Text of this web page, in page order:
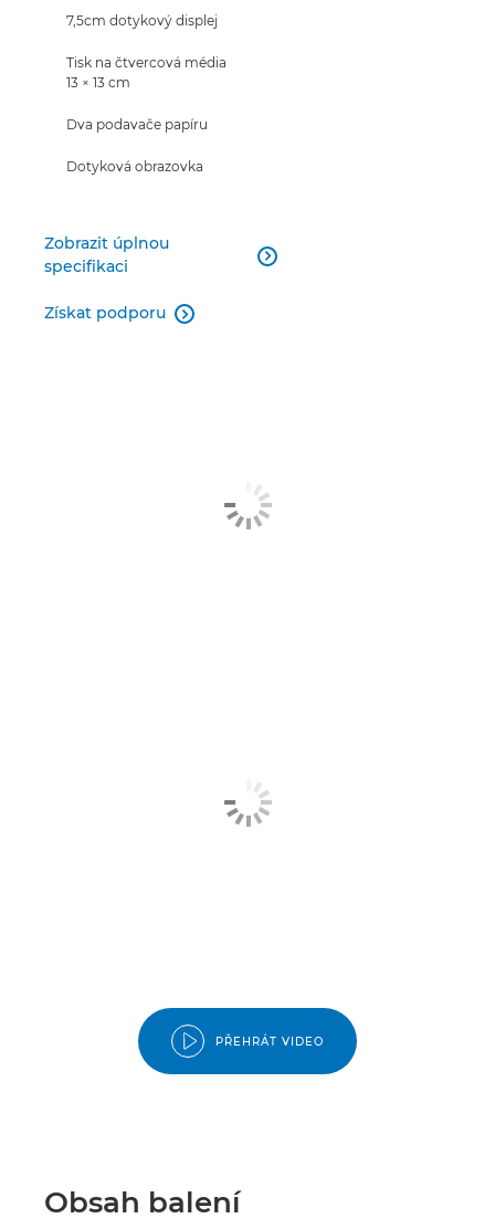
7,5cm dotykový displej
Tisk na čtvercová média
13 × 13 cm
Dva podavače papíru
Dotyková obrazovka
Zobrazit úplnou
specifikaci

Získat podporu 
PŘEHRÁT VIDEO
Obsah balení